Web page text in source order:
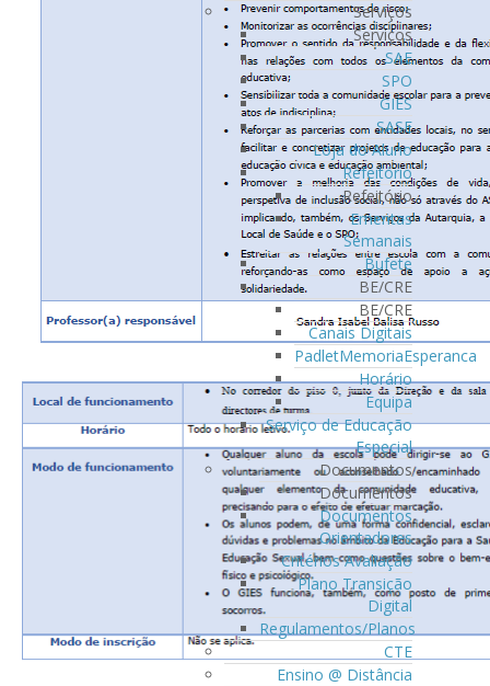
Serviços
Serviços
SAE
SPO
GIES
SASE
Loja do Aluno
Refeitório
Refeitório
Ementas
Semanais
Bufete
BE/CRE
BE/CRE
Canais Digitais
PadletMemoriaEsperanca
Horário
Equipa
Serviço de Educação
Especial
Documentos
Documentos
Documentos
Orientadores
Critérios Avaliação
Plano Transição
Digital
Regulamentos/Planos
CTE
Ensino @ Distância